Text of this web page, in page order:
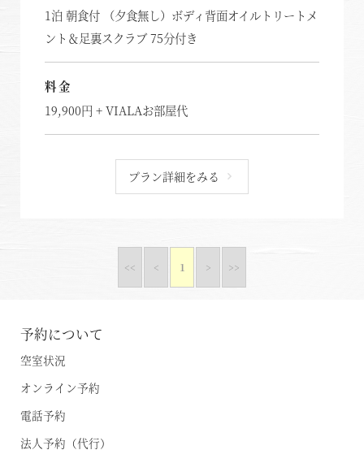
1泊 朝食付 （夕食無し）ボディ背面オイルトリートメ
ント＆足裏スクラブ 75分付き
料金
19,900円 + VIALAお部屋代
プラン詳細をみる
<< < 1 > >>
予約について
空室状況
オンライン予約
電話予約
法人予約（代行）